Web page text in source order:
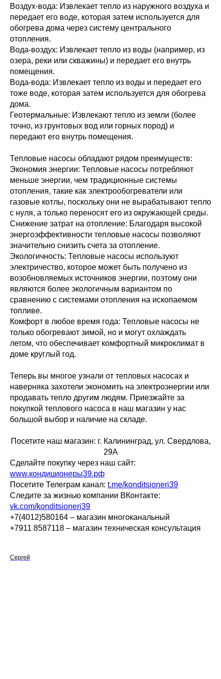
Воздух-вода: Извлекает тепло из наружного воздуха и
передает его воде, которая затем используется для
обогрева дома через систему центрального
отопления.
Вода-воздух: Извлекает тепло из воды (например, из
озера, реки или скважины) и передает его внутрь
помещения.
Вода-вода: Извлекает тепло из воды и передает его
тоже воде, которая затем используется для обогрева
дома.
Геотермальные: Извлекают тепло из земли (более
точно, из грунтовых вод или горных пород) и
передают его внутрь помещения.
Тепловые насосы обладают рядом преимуществ:
Экономия энергии: Тепловые насосы потребляют
меньше энергии, чем традиционные системы
отопления, такие как электрообогреватели или
газовые котлы, поскольку они не вырабатывают тепло
с нуля, а только переносят его из окружающей среды.
Снижение затрат на отопление: Благодаря высокой
энергоэффективности тепловые насосы позволяют
значительно снизить счета за отопление.
Экологичность: Тепловые насосы используют
электричество, которое может быть получено из
возобновляемых источников энергии, поэтому они
являются более экологичным вариантом по
сравнению с системами отопления на ископаемом
топливе.
Комфорт в любое время года: Тепловые насосы не
только обогревают зимой, но и могут охлаждать
летом, что обеспечивает комфортный микроклимат в
доме круглый год.
Теперь вы многое узнали от тепловых насосах и
наверняка захотели экономить на электроэнергии или
продавать тепло другим людям. Приезжайте за
покупкой теплового насоса в наш магазин у нас
большой выбор и наличие на складе.
Посетите наш магазин: г. Калининград, ул. Свердлова,
29А
Сделайте покупку через наш сайт:
www.кондиционеры39.рф
Посетите Телеграм канал: t.me/konditsioneri39
Следите за жизнью компании ВКонтакте:
vk.com/konditsioneri39
+7(4012)580164 – магазин многоканальный
+7911 8587118 – магазин техническая консультация
Сергей